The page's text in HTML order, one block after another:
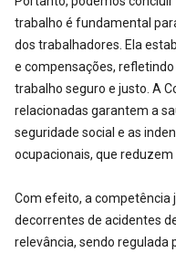
trabalho é fundamental
dos trabalhadores. Ela
e compensações,
trabalho seguro e justo. A
relacionadas garantem a
seguridade social e as
ocupacionais, que reduzem
Com efeito, a competência
decorrentes de acidentes
relevância, sendo regulada